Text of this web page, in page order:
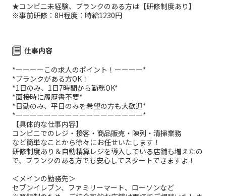
★コンビニ未経験、ブランクのある方は【研修制度あり】
※事前研修：8H程度：時給1230円
仕事内容
*ーーーーこの求人のポイント！ーーーー*
*ブランクがある方OK！
*1日のみ、1日7時間から勤務OK*
*面接時に履歴書不要*
*日勤のみ、平日のみを希望の方も大歓迎*
*ーーーーーーーーーーーーーーーーーー*
【具体的な仕事内容】
コンビニでのレジ・接客・商品販売・陳列・清掃業務
など簡単なことから徐々にお任せいたします！
研修制度あり＆自動精算レジを導入している店舗も増えたの
で、ブランクのある方でも安心してスタートできますよ！
＜メインの勤務先＞
セブンイレブン、ファミリーマート、ローソンなど